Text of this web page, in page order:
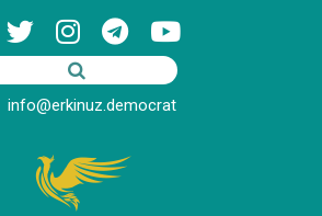
info@erkinuz.democrat